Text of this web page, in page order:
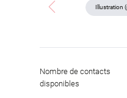
Nombre de contacts
disponibles